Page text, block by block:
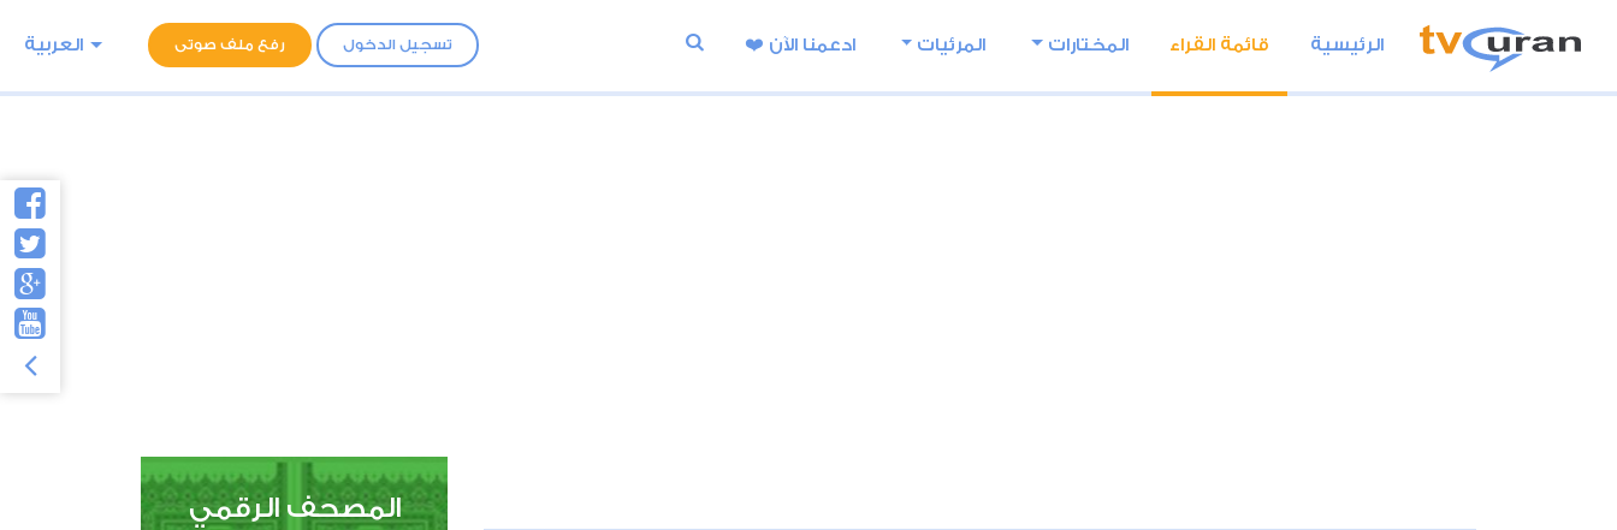
تسجيل الدخول رفع ملف صوتى العربية الرئيسية قائمة القراء المختارات المرئيات ادعمنا اﻵن ❤️
المصحف الرقمي